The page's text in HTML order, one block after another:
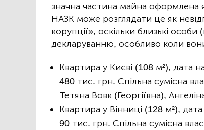
значна частина майна оформлена
НАЗК може розглядати це як
корупції», оскільки близькі
декларуванню, особливо коли
Квартира у Києві (108 м²), дата
480 тис. грн. Спільна сумісна
Тетяна Вовк (Георгіївна),
Квартира у Вінниці (128 м²),
90 тис. грн. Спільна сумісна